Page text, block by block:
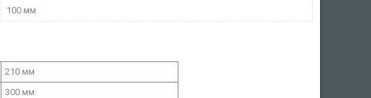
100 мм
210 мм
300 мм